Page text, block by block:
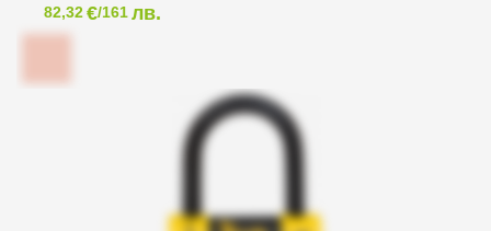
82,32€/161лв.